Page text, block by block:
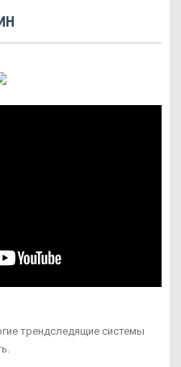
трендследящие системы